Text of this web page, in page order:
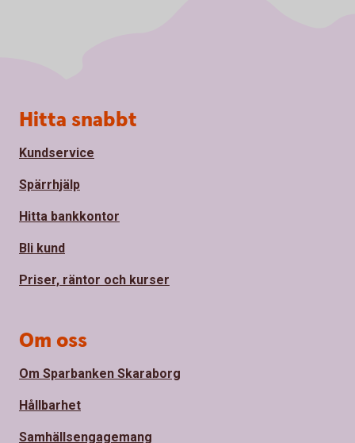
Sidfot
Hitta snabbt
Kundservice
Spärrhjälp
Hitta bankkontor
Bli kund
Priser, räntor och kurser
Om oss
Om Sparbanken Skaraborg
Hållbarhet
Samhällsengagemang